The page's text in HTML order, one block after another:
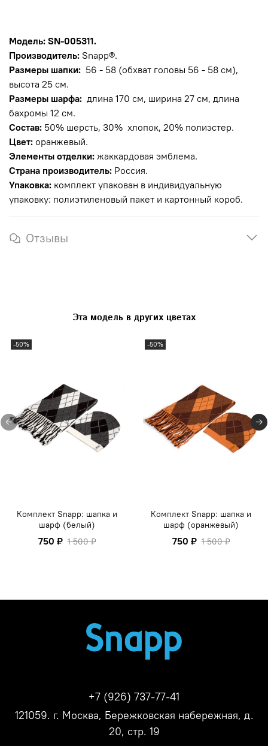
Модель: SN-005311.
Производитель: Snapp®.
Размеры шапки: 56 - 58 (обхват головы 56 - 58 см),
высота 25 см.
Размеры шарфа: длина 170 см, ширина 27 см, длина
бахромы 12 см.
Состав: 50% шерсть, 30% хлопок, 20% полиэстер.
Цвет: оранжевый.
Элементы отделки: жаккардовая эмблема.
Страна производитель: Россия.
Упаковка: комплект упакован в индивидуальную
упаковку: полиэтиленовый пакет и картонный короб.
Отзывы
Эта модель в других цветах
-50%
Комплект Snapp: шапка и
шарф (белый)
750 ₽ 1 500 ₽
-50%
Комплект Snapp: шапка и
шарф (оранжевый)
750 ₽ 1 500 ₽
+7 (926) 737-77-41
121059. г. Москва, Бережковская набережная, д.
20, стр. 19